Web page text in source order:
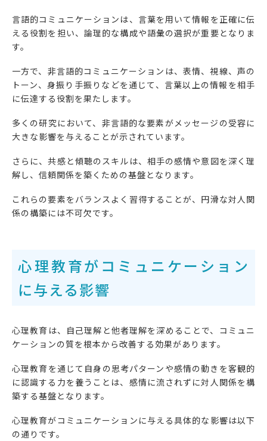
言語的コミュニケーションは、言葉を用いて情報を正確に伝
える役割を担い、論理的な構成や語彙の選択が重要となりま
す。
一方で、非言語的コミュニケーションは、表情、視線、声の
トーン、身振り手振りなどを通じて、言葉以上の情報を相手
に伝達する役割を果たします。
多くの研究において、非言語的な要素がメッセージの受容に
大きな影響を与えることが示されています。
さらに、共感と傾聴のスキルは、相手の感情や意図を深く理
解し、信頼関係を築くための基盤となります。
これらの要素をバランスよく習得することが、円滑な対人関
係の構築には不可欠です。
心理教育がコミュニケーション
に与える影響
心理教育は、自己理解と他者理解を深めることで、コミュニ
ケーションの質を根本から改善する効果があります。
心理教育を通じて自身の思考パターンや感情の動きを客観的
に認識する力を養うことは、感情に流されずに対人関係を構
築する基盤となります。
心理教育がコミュニケーションに与える具体的な影響は以下
の通りです。